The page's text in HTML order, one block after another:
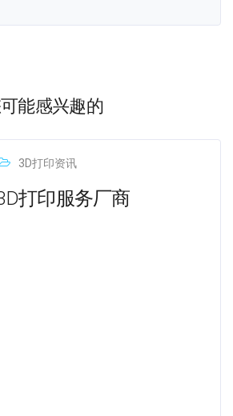
能感兴趣的
3D打印资讯
打印服务厂商